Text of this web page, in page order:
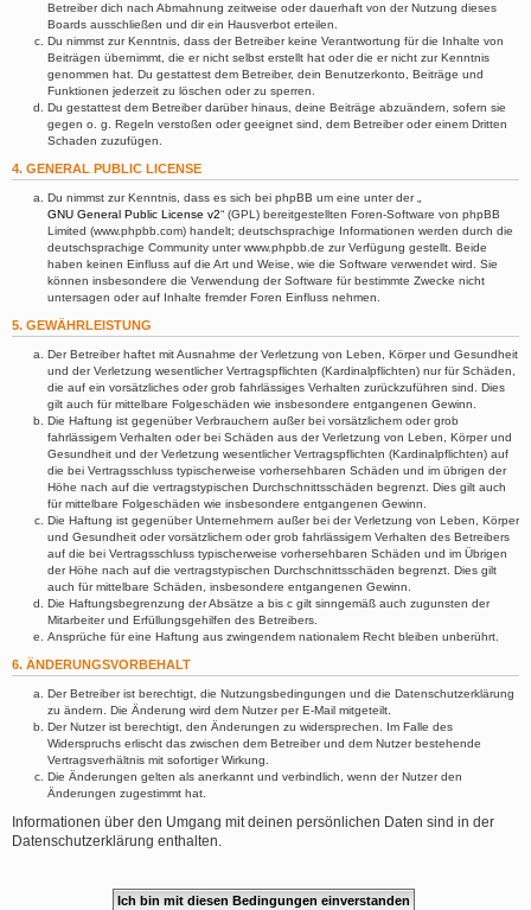
Betreiber dich nach Abmahnung zeitweise oder dauerhaft von der Nutzung dieses
Boards ausschließen und dir ein Hausverbot erteilen.
Du nimmst zur Kenntnis, dass der Betreiber keine Verantwortung für die Inhalte von
Beiträgen übernimmt, die er nicht selbst erstellt hat oder die er nicht zur Kenntnis
genommen hat. Du gestattest dem Betreiber, dein Benutzerkonto, Beiträge und
Funktionen jederzeit zu löschen oder zu sperren.
Du gestattest dem Betreiber darüber hinaus, deine Beiträge abzuändern, sofern sie
gegen o. g. Regeln verstoßen oder geeignet sind, dem Betreiber oder einem Dritten
Schaden zuzufügen.
4. GENERAL PUBLIC LICENSE
Du nimmst zur Kenntnis, dass es sich bei phpBB um eine unter der „
GNU General Public License v2“ (GPL) bereitgestellten Foren-Software von phpBB
Limited (www.phpbb.com) handelt; deutschsprachige Informationen werden durch die
deutschsprachige Community unter www.phpbb.de zur Verfügung gestellt. Beide
haben keinen Einfluss auf die Art und Weise, wie die Software verwendet wird. Sie
können insbesondere die Verwendung der Software für bestimmte Zwecke nicht
untersagen oder auf Inhalte fremder Foren Einfluss nehmen.
5. GEWÄHRLEISTUNG
Der Betreiber haftet mit Ausnahme der Verletzung von Leben, Körper und Gesundheit
und der Verletzung wesentlicher Vertragspflichten (Kardinalpflichten) nur für Schäden,
die auf ein vorsätzliches oder grob fahrlässiges Verhalten zurückzuführen sind. Dies
gilt auch für mittelbare Folgeschäden wie insbesondere entgangenen Gewinn.
Die Haftung ist gegenüber Verbrauchern außer bei vorsätzlichem oder grob
fahrlässigem Verhalten oder bei Schäden aus der Verletzung von Leben, Körper und
Gesundheit und der Verletzung wesentlicher Vertragspflichten (Kardinalpflichten) auf
die bei Vertragsschluss typischerweise vorhersehbaren Schäden und im übrigen der
Höhe nach auf die vertragstypischen Durchschnittsschäden begrenzt. Dies gilt auch
für mittelbare Folgeschäden wie insbesondere entgangenen Gewinn.
Die Haftung ist gegenüber Unternehmern außer bei der Verletzung von Leben, Körper
und Gesundheit oder vorsätzlichem oder grob fahrlässigem Verhalten des Betreibers
auf die bei Vertragsschluss typischerweise vorhersehbaren Schäden und im Übrigen
der Höhe nach auf die vertragstypischen Durchschnittsschäden begrenzt. Dies gilt
auch für mittelbare Schäden, insbesondere entgangenen Gewinn.
Die Haftungsbegrenzung der Absätze a bis c gilt sinngemäß auch zugunsten der
Mitarbeiter und Erfüllungsgehilfen des Betreibers.
Ansprüche für eine Haftung aus zwingendem nationalem Recht bleiben unberührt.
6. ÄNDERUNGSVORBEHALT
Der Betreiber ist berechtigt, die Nutzungsbedingungen und die Datenschutzerklärung
zu ändern. Die Änderung wird dem Nutzer per E-Mail mitgeteilt.
Der Nutzer ist berechtigt, den Änderungen zu widersprechen. Im Falle des
Widerspruchs erlischt das zwischen dem Betreiber und dem Nutzer bestehende
Vertragsverhältnis mit sofortiger Wirkung.
Die Änderungen gelten als anerkannt und verbindlich, wenn der Nutzer den
Änderungen zugestimmt hat.
Informationen über den Umgang mit deinen persönlichen Daten sind in der
Datenschutzerklärung enthalten.